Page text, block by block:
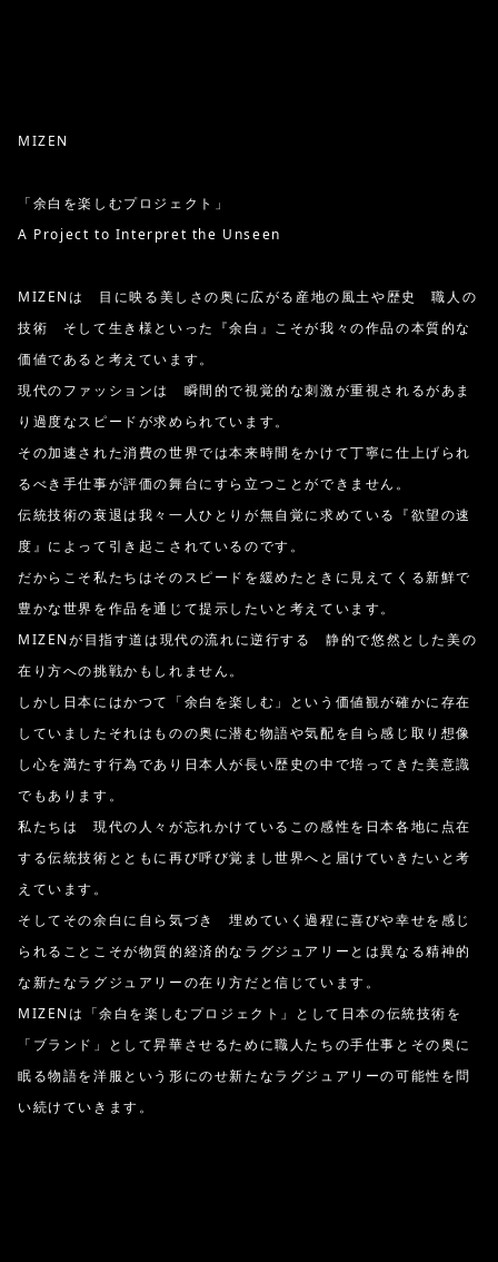
MIZEN
「余白を楽しむプロジェクト」
A Project to Interpret the Unseen
MIZENは 目に映る美しさの奥に広がる産地の風土や歴史 職人の
技術 そして生き様といった『余白』こそが我々の作品の本質的な
価値であると考えています。
現代のファッションは 瞬間的で視覚的な刺激が重視されるがあま
り過度なスピードが求められています。
その加速された消費の世界では本来時間をかけて丁寧に仕上げられ
るべき手仕事が評価の舞台にすら立つことができません。
伝統技術の衰退は我々一人ひとりが無自覚に求めている『欲望の速
度』によって引き起こされているのです。
だからこそ私たちはそのスピードを緩めたときに見えてくる新鮮で
豊かな世界を作品を通じて提示したいと考えています。
MIZENが目指す道は現代の流れに逆行する 静的で悠然とした美の
在り方への挑戦かもしれません。
しかし日本にはかつて「余白を楽しむ」という価値観が確かに存在
していましたそれはものの奥に潜む物語や気配を自ら感じ取り想像
し心を満たす行為であり日本人が長い歴史の中で培ってきた美意識
でもあります。
私たちは 現代の人々が忘れかけているこの感性を日本各地に点在
する伝統技術とともに再び呼び覚まし世界へと届けていきたいと考
えています。
そしてその余白に自ら気づき 埋めていく過程に喜びや幸せを感じ
られることこそが物質的経済的なラグジュアリーとは異なる精神的
な新たなラグジュアリーの在り方だと信じています。
MIZENは「余白を楽しむプロジェクト」として日本の伝統技術を
「ブランド」として昇華させるために職人たちの手仕事とその奥に
眠る物語を洋服という形にのせ新たなラグジュアリーの可能性を問
い続けていきます。